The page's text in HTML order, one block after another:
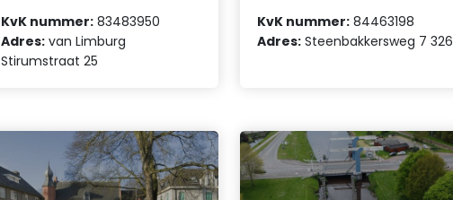
KvK nummer: 83483950
Adres: van Limburg
Stirumstraat 25
KvK nummer: 84463198
Adres: Steenbakkersweg 7 326